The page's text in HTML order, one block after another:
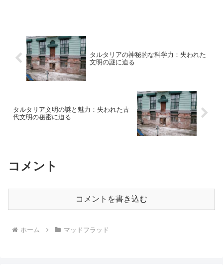
タルタリアの神秘的な科学力：失われた
文明の謎に迫る
タルタリア文明の謎と魅力：失われた古
代文明の秘密に迫る
コメント
コメントを書き込む
ホーム マッドフラッド